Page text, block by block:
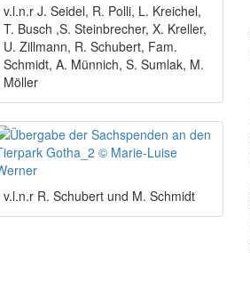
v.l.n.r J. Seidel, R. Polli, L. Kreichel,
T. Busch ,S. Steinbrecher, X. Kreller,
U. Zillmann, R. Schubert, Fam.
Schmidt, A. Münnich, S. Sumlak, M.
Möller
v.l.n.r R. Schubert und M. Schmidt